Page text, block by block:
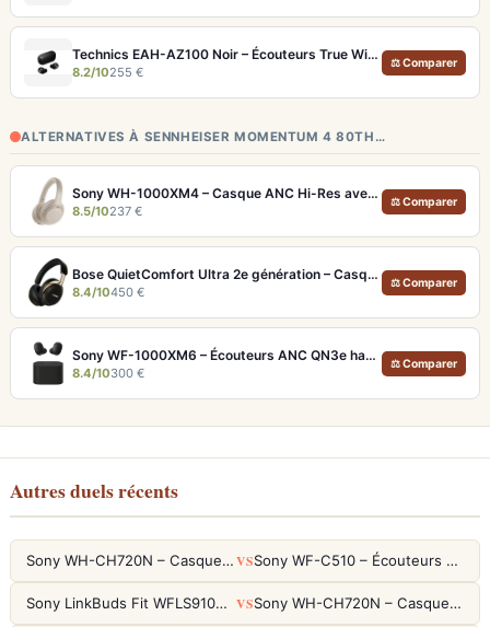
Technics EAH-AZ100 Noir – Écouteurs True Wireless audiophiles avec drivers MFD et autonomie 29h
8.2/10255 €
⚖ Comparer
ALTERNATIVES À SENNHEISER MOMENTUM 4 80TH…
Sony WH-1000XM4 – Casque ANC Hi-Res avec autonomie 30h
8.5/10237 €
⚖ Comparer
Bose QuietComfort Ultra 2e génération – Casque ANC premium avec son immersif spatial et 30h d'autonomie
8.4/10450 €
⚖ Comparer
Sony WF-1000XM6 – Écouteurs ANC QN3e haute fidélité
8.4/10300 €
⚖ Comparer
Autres duels récents
Sony WH-CH720N – Casque ANC 35h, Ultra-léger (192g) avec Processeur V1 VS Sony WF-C510 – Écouteurs True Wireless compacts, autonomie 22h et multipoint
Sony LinkBuds Fit WFLS910NW Blanc – Écouteurs Sport Ailes ANC VS Sony WH-CH720N – Casque ANC 35h, Ultra-léger (192g) avec Processeur V1